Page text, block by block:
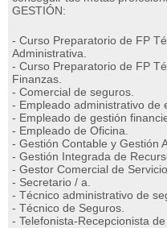
GESTIÓN:
- Curso Preparatorio de FP
Administrativa.
- Curso Preparatorio de FP
Finanzas.
- Comercial de seguros.
- Empleado administrativo de
- Empleado de gestión
- Empleado de Oficina.
- Gestión Contable y Gestión
- Gestión Integrada de
- Gestor Comercial de
- Secretario / a.
- Técnico administrativo de
- Técnico de Seguros.
- Telefonista-Recepcionista de